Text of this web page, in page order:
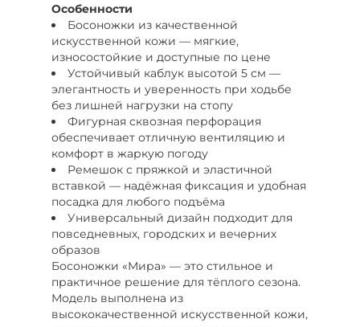
Особенности
Босоножки из качественной
искусственной кожи — мягкие,
износостойкие и доступные по цене
Устойчивый каблук высотой 5 см —
элегантность и уверенность при ходьбе
без лишней нагрузки на стопу
Фигурная сквозная перфорация
обеспечивает отличную вентиляцию и
комфорт в жаркую погоду
Ремешок с пряжкой и эластичной
вставкой — надёжная фиксация и удобная
посадка для любого подъёма
Универсальный дизайн подходит для
повседневных, городских и вечерних
образов
Босоножки «Мира» — это стильное и
практичное решение для тёплого сезона.
Модель выполнена из
высококачественной искусственной кожи,